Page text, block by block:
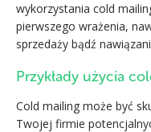
wykorzystania cold
pierwszego wrażenia,
sprzedaży bądź
Przykłady użycia
Cold mailing może być
Twojej firmie